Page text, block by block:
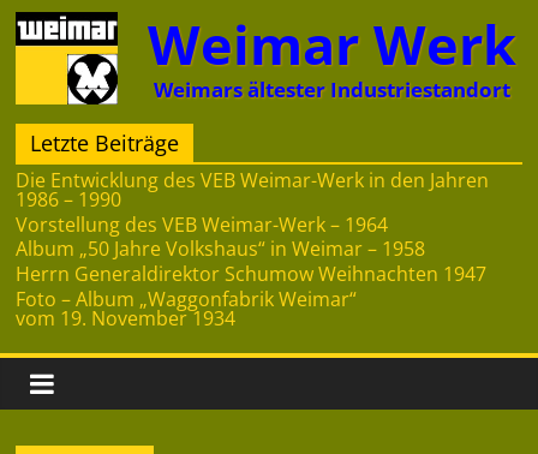
Zum
Inhalt
springen
Weimar Werk
Weimars ältester Industriestandort
Letzte Beiträge
Die Entwicklung des VEB Weimar-Werk in den Jahren
1986 – 1990
Vorstellung des VEB Weimar-Werk – 1964
Album „50 Jahre Volkshaus“ in Weimar – 1958
Herrn Generaldirektor Schumow Weihnachten 1947
Foto – Album „Waggonfabrik Weimar“
vom 19. November 1934